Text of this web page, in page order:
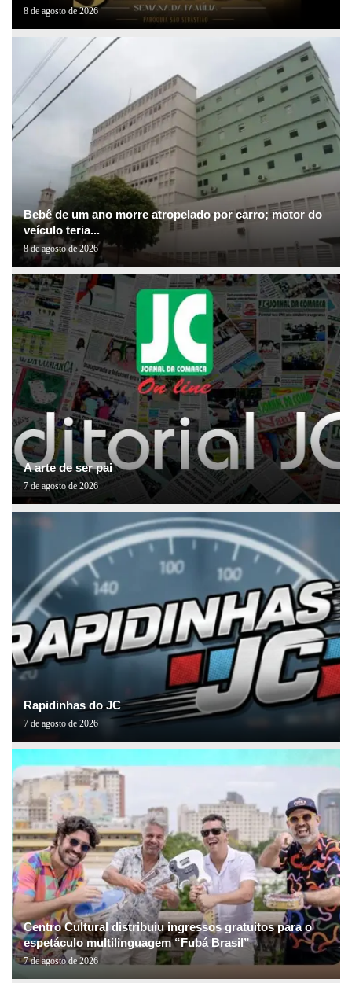
8 de agosto de 2026
Bebê de um ano morre atropelado por carro; motor do
veículo teria...
8 de agosto de 2026
A arte de ser pai
7 de agosto de 2026
Rapidinhas do JC
7 de agosto de 2026
Centro Cultural distribuiu ingressos gratuitos para o
espetáculo multilinguagem “Fubá Brasil”
7 de agosto de 2026